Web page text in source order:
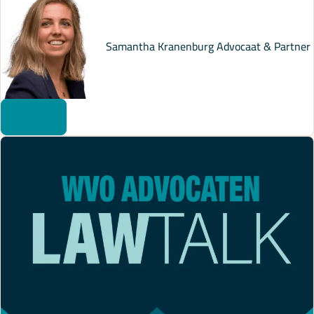
Samantha KranenburgAdvocaat & Partner